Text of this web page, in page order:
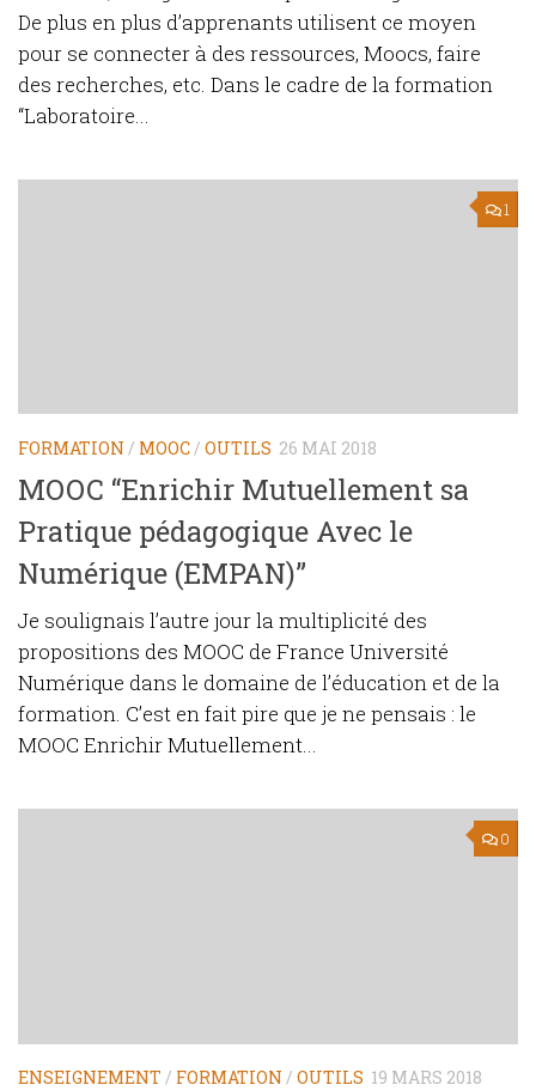
De plus en plus d’apprenants utilisent ce moyen
pour se connecter à des ressources, Moocs, faire
des recherches, etc. Dans le cadre de la formation
“Laboratoire...
1
FORMATION / MOOC/ OUTILS 26 MAI 2018
MOOC “Enrichir Mutuellement sa
Pratique pédagogique Avec le
Numérique (EMPAN)”
Je soulignais l’autre jour la multiplicité des
propositions des MOOC de France Université
Numérique dans le domaine de l’éducation et de la
formation. C’est en fait pire que je ne pensais : le
MOOC Enrichir Mutuellement...
0
ENSEIGNEMENT / FORMATION / OUTILS 19 MARS 2018